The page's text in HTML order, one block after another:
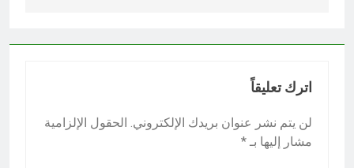
اترك تعليقاً
لن يتم نشر عنوان بريدك الإلكتروني. الحقول الإلزامية
مشار إليها بـ *